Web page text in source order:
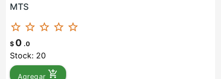
MTS
star_border star_border star_border star_border star_border
$ 0 .0
Stock: 20
Agregar add_shopping_cart